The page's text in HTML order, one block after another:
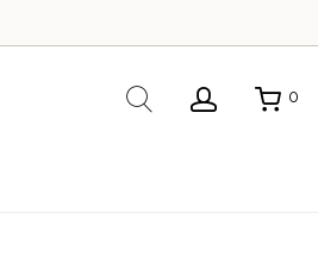
Rechercher0